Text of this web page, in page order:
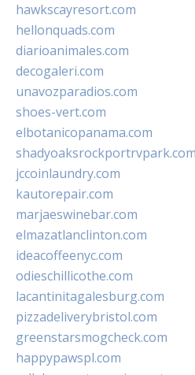
hawkscayresort.com
hellonquads.com
diarioanimales.com
decogaleri.com
unavozparadios.com
shoes-vert.com
elbotanicopanama.com
shadyoaksrockportrvpark.com
jccoinlaundry.com
kautorepair.com
marjaeswinebar.com
elmazatlanclinton.com
ideacoffeenyc.com
odieschillicothe.com
lacantinitagalesburg.com
pizzadeliverybristol.com
greenstarsmogcheck.com
happypawspl.com